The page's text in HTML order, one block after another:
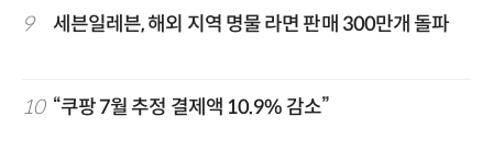
9 세븐일레븐, 해외 지역 명물 라면 판매 300만개 돌파
10 “쿠팡 7월 추정 결제액 10.9% 감소”